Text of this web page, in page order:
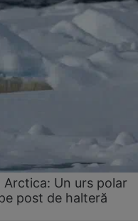
Arctica: Un urs polar
post de halteră